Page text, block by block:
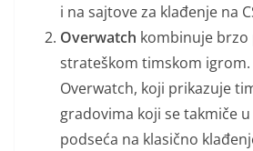
i na sajtove za klađenje na
Overwatch kombinuje brzo
strateškom timskom igrom.
Overwatch, koji prikazuje
gradovima koji se takmiče u
podseća na klasično